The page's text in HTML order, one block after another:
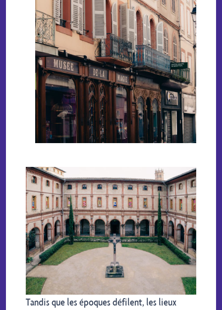
Tandis que les époques défilent, les lieux